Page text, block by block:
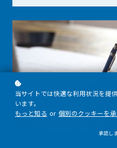
当サイトでは快適な利用状況を提
います。
もっと知る or 個別のクッキーを
承認し